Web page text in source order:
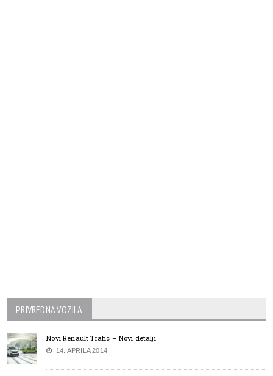
PRIVREDNA VOZILA
Novi Renault Trafic – Novi detalji
14. APRILA 2014.